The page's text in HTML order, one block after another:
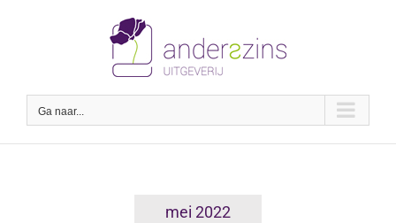
Ga naar...
mei 2022